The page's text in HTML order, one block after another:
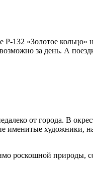
«Золотое
за день. А
от города. В
именитые художники,
роскошной природы,